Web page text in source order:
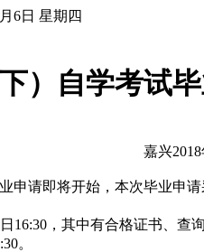
6日 星期四
）自学考试
嘉兴
申请即将开始，本次毕业申
16:30，其中有合格证书、
。